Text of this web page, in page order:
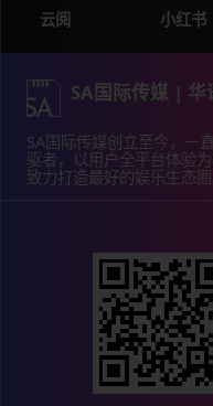
云阅 小红书
SA国际传媒 | 华
SA国际传媒创立至今，一
驱者，以用户全平台体验
致力打造最好的娱乐生态圈